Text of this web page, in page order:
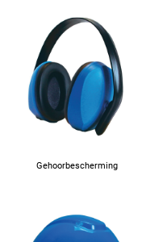
Gehoorbescherming